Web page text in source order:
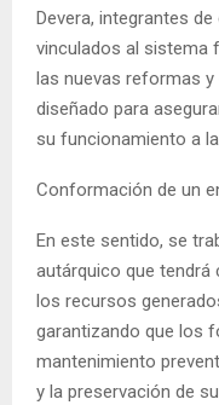
Devera, integrantes
vinculados al sistema
las nuevas reformas
diseñado para
su funcionamiento a
Conformación de un
En este sentido, se
autárquico que tendrá
los recursos
garantizando que los
mantenimiento
y la preservación de